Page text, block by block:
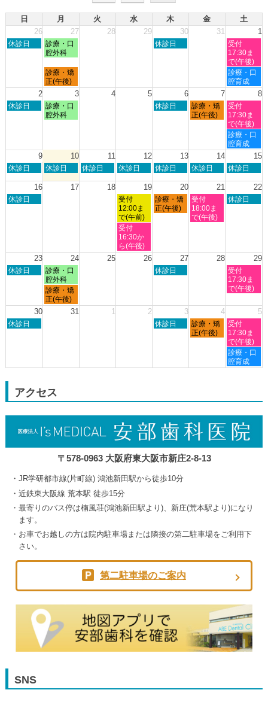
日 月 火 水 木 金
土
26
27 28 29 30 31 1
日
26th
休診日
月
曜
7
月
27th
診療・口
腔外科
木
30th
休診日
土
曜
日,
8
月
1st
受付
17:30ま
で(午後)
月
曜
日,
月
27th
診療・矯
正(午後)
土
曜
日,
月
1st
2026
診療・口
腔育成
2 3 4 5 6 7 8
日
2nd
休診日
月
曜
3rd
診療・口
腔外科
木
6th
休診日
金
曜
7th
診療・矯
正(午後)
土
曜
日,
8
月
8th
受付
17:30ま
で(午後)
土
曜
日,
月
診療・口
腔育成
9 10 11 12 13 14 15
日
8
月
休診日
月
休診日
火
休診日
水
8
月
12th
2026
休診日
木
8
月
13th
休診日
金
8
月
14th
2026
休診日
土
8
月
休診日
16 17 18 19 20 21 22
日
2026
休診日
水
曜
日,
8
月
19th
2026
受付
12:00ま
で(午前)
木
曜
2026
診療・矯
正(午後)
金
曜
日,
2026
受付
18:00ま
で(午後)
土
2026
休診日
水
曜
日,
8
受付
16:30か
ら(午後)
23 24 25 26 27 28 29
日
月
2026
休診日
月
曜
日,
8
月
診療・口
腔外科
木
月
2026
休診日
土
曜
日,
月
2026
受付
17:30ま
で(午後)
月
曜
日,
診療・矯
正(午後)
30 31 1 2 3 4 5
日
30th
休診日
木
3rd
休診日
金
曜
4th
診療・矯
正(午後)
土
曜
日,
9
月
5th
受付
17:30ま
で(午後)
土
曜
日,
診療・口
腔育成
アクセス
〒578-0963 大阪府東大阪市新庄2-8-13
JR学研都市線(片町線) 鴻池新田駅から徒歩10分
近鉄東大阪線 荒本駅 徒歩15分
最寄りのバス停は楠風荘(鴻池新田駅より)、新庄(荒本駅より)になり
ます。
お車でお越しの方は院内駐車場または隣接の第二駐車場をご利用下
さい。
第二駐車場のご案内
SNS